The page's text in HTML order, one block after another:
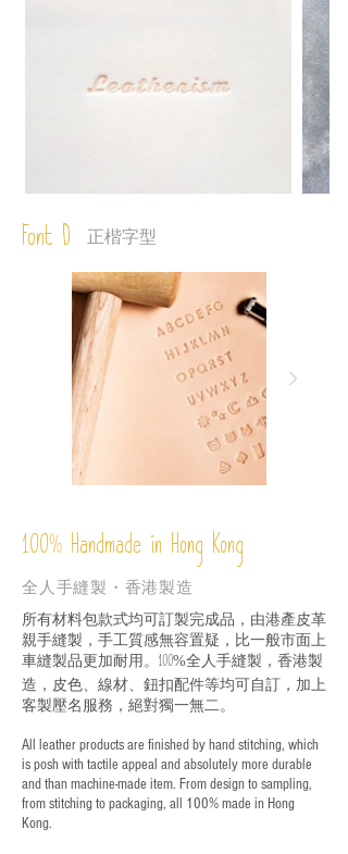
Font D 正楷字型
100% Handmade in Hong Kong
全人手縫製・香港製造
所有材料包款式均可訂製完成品，由港產皮革
親手縫製，手工質感無容置疑，比一般市面上
車縫製品更加耐用。 100%全人手縫製，香港製
造，皮色、線材、鈕扣配件等均可自訂，加上
客製壓名服務，絕對獨一無二。
All leather products are finished by hand stitching, which
is posh with tactile appeal and absolutely more durable
and than machine-made item. From design to sampling,
from stitching to packaging, all 100% made in Hong
Kong.